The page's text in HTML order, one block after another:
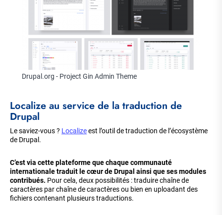
Drupal.org - Project Gin Admin Theme
Localize au service de la traduction de
Drupal
Le saviez-vous ? Localizeest l’outil de traduction de l’écosystème
de Drupal.
C’est via cette plateforme que chaque communauté
internationale traduit le cœur de Drupal ainsi que ses modules
contribués. Pour cela, deux possibilités : traduire chaîne de
caractères par chaîne de caractères ou bien en uploadant des
fichiers contenant plusieurs traductions.